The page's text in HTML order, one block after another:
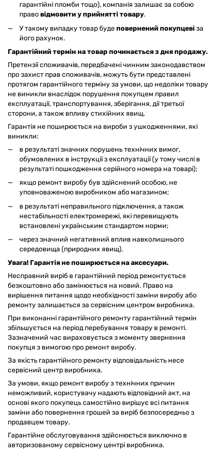
гарантійні пломби тощо), компанія залишає за собою
правовідмовити у прийнятті товару.
У такому випадку товар будеповернений покупцевіза
його рахунок.
Гарантійний термін на товар починається з дня продажу.
Претензії споживачів, передбачені чинним законодавством
про захист прав споживачів, можуть бути представлені
протягом гарантійного терміну за умови, що недоліки товару
не виникли внаслідок порушення покупцем правил
експлуатації, транспортування, зберігання, дії третьої
сторони, а також впливу стихійних явищ.
Гарантія не поширюється на вироби з ушкодженнями, які
виникли:
в результаті значних порушень технічних вимог,
обумовлених в інструкції з експлуатації (у тому числі в
результаті пошкодження серійного номера на товарі);
якщо ремонт виробу був здійснений особою, не
уповноваженою виробником або магазином;
в результаті неправильного підключення, а також
нестабільності електромережі, які перевищують
встановлені українським стандартом норми;
через значний негативний вплив навколишнього
середовища (природних явищ).
Увага! Гарантія не поширюється на аксесуари.
Несправний виріб в гарантійний період ремонтується
безкоштовно або замінюється на новий. Право на
вирішення питання щодо необхідності заміни виробу або
ремонту залишається за сервісним центром виробника.
При виконанні гарантійного ремонту гарантійний термін
збільшується на період перебування товару в ремонті.
Зазначений час вираховується з моменту звернення
покупця з вимогою про ремонт виробу.
За якість гарантійного ремонту відповідальність несе
сервісний центр виробника.
За умови, якщо ремонт виробу з технічних причин
неможливий, користувачу надають відповідний акт, на
основі якого покупець самостійно вирішує всі питання
заміни або повернення грошей за виріб безпосередньо з
продавцем товару.
Гарантійне обслуговування здійснюється виключно в
авторизованому сервісному центрі виробника.